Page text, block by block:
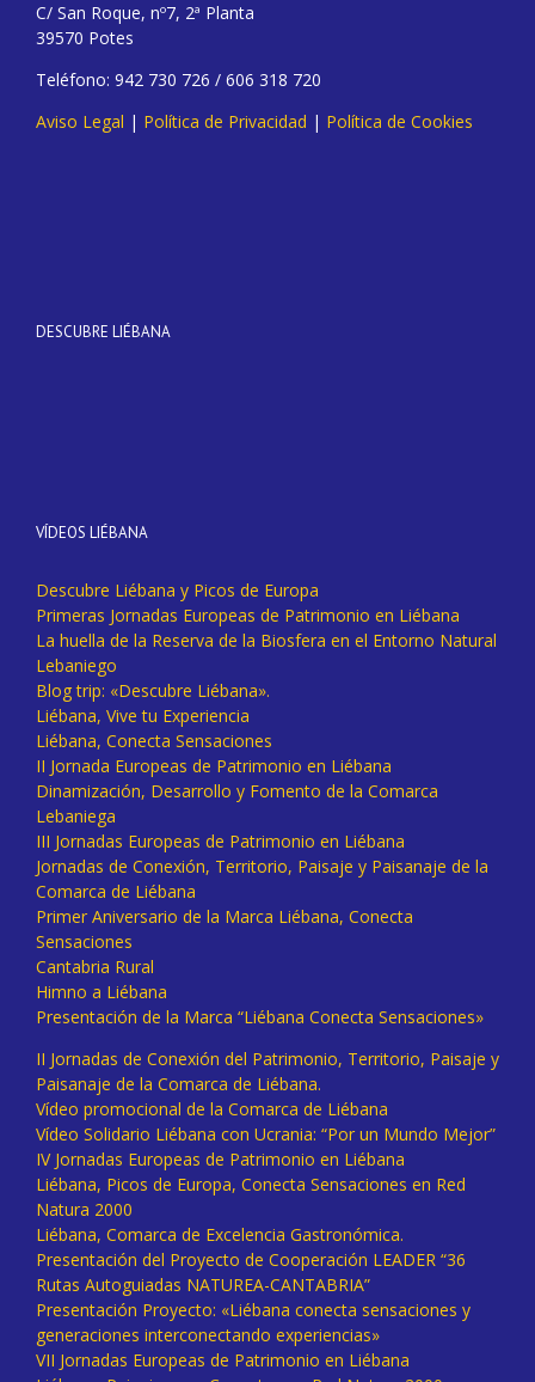
C/ San Roque, nº7, 2ª Planta
39570 Potes
Teléfono: 942 730 726 / 606 318 720
Aviso Legal | Política de Privacidad | Política de Cookies
DESCUBRE LIÉBANA
VÍDEOS LIÉBANA
Descubre Liébana y Picos de Europa
Primeras Jornadas Europeas de Patrimonio en Liébana
La huella de la Reserva de la Biosfera en el Entorno Natural
Lebaniego
Blog trip: «Descubre Liébana».
Liébana, Vive tu Experiencia
Liébana, Conecta Sensaciones
II Jornada Europeas de Patrimonio en Liébana
Dinamización, Desarrollo y Fomento de la Comarca
Lebaniega
III Jornadas Europeas de Patrimonio en Liébana
Jornadas de Conexión, Territorio, Paisaje y Paisanaje de la
Comarca de Liébana
Primer Aniversario de la Marca Liébana, Conecta
Sensaciones
Cantabria Rural
Himno a Liébana
Presentación de la Marca “Liébana Conecta Sensaciones»
II Jornadas de Conexión del Patrimonio, Territorio, Paisaje y
Paisanaje de la Comarca de Liébana.
Vídeo promocional de la Comarca de Liébana
Vídeo Solidario Liébana con Ucrania: “Por un Mundo Mejor”
IV Jornadas Europeas de Patrimonio en Liébana
Liébana, Picos de Europa, Conecta Sensaciones en Red
Natura 2000
Liébana, Comarca de Excelencia Gastronómica.
Presentación del Proyecto de Cooperación LEADER “36
Rutas Autoguiadas NATUREA-CANTABRIA”
Presentación Proyecto: «Liébana conecta sensaciones y
generaciones interconectando experiencias»
VII Jornadas Europeas de Patrimonio en Liébana